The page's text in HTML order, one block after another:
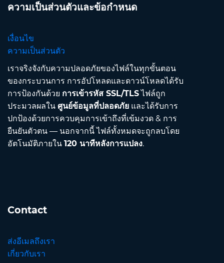
ความเป็นส่วนตัวและข้อกำหนด
เงื่อนไข
ความเป็นส่วนตัว
เราจริงจังกับความปลอดภัยของไฟล์ในทุกขั้นตอน
ของกระบวนการ การอัปโหลดและดาวน์โหลดได้รับ
การป้องกันด้วย การเข้ารหัส SSL/TLSไฟล์ถูก
ประมวลผลใน ศูนย์ข้อมูลที่ปลอดภัย และได้รับการ
ปกป้องด้วยการควบคุมการเข้าถึงที่เข้มงวด & การ
ยืนยันตัวตน — นอกจากนี้ ไฟล์ทั้งหมดจะถูกลบโดย
อัตโนมัติภายใน 120 นาทีหลังการแปลง.
Contact
ส่งอีเมลถึงเรา
เกี่ยวกับเรา